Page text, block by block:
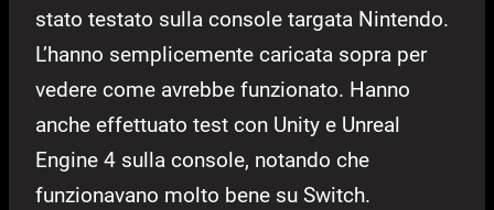
stato testato sulla console targata Nintendo.
L’hanno semplicemente caricata sopra per
vedere come avrebbe funzionato. Hanno
anche effettuato test con Unity e Unreal
Engine 4 sulla console, notando che
funzionavano molto bene su Switch.